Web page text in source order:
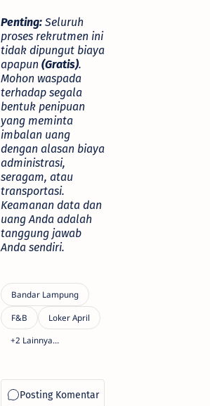
Penting: Seluruh
proses rekrutmen ini
tidak dipungut biaya
apapun (Gratis).
Mohon waspada
terhadap segala
bentuk penipuan
yang meminta
imbalan uang
dengan alasan biaya
administrasi,
seragam, atau
transportasi.
Keamanan data dan
uang Anda adalah
tanggung jawab
Anda sendiri.